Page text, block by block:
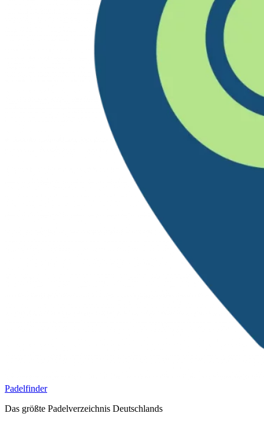
Padelfinder
Das größte Padelverzeichnis Deutschlands